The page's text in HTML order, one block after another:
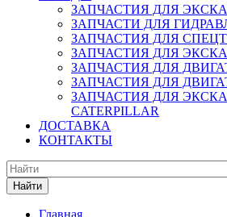
ЗАПЧАСТИЯ ДЛЯ
ЗАПЧАСТИ ДЛЯ
ЗАПЧАСТИЯ ДЛЯ
ЗАПЧАСТИЯ ДЛЯ
ЗАПЧАСТИЯ ДЛЯ
ЗАПЧАСТИЯ ДЛЯ
ЗАПЧАСТИЯ ДЛЯ
CATERPILLAR
ДОСТАВКА
КОНТАКТЫ
Найти
Главная